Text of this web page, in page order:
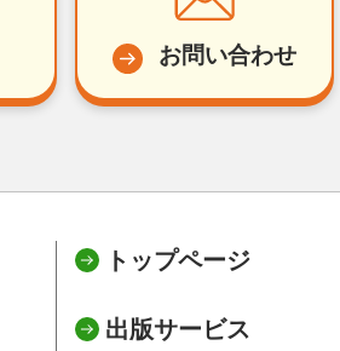
お問い合わせ
トップページ
出版サービス